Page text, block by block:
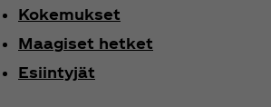
Kokemukset
Maagiset hetket
Esiintyjät